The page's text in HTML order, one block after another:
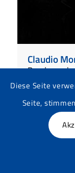
Claudio
Diese Seite
Seite,